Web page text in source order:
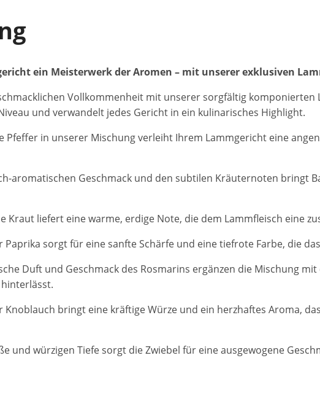
ein Meisterwerk der Aromen – mit unserer exklusiven
Vollkommenheit mit unserer sorgfältig
und verwandelt jedes Gericht in ein kulinarisches Highlight.
Pfeffer in unserer Mischung verleiht Ihrem Lammgericht eine
aromatischen Geschmack und den subtilen Kräuternoten bringt
Kraut liefert eine warme, erdige Note, die dem Lammfleisch eine
Paprika sorgt für eine sanfte Schärfe und eine tiefrote Farbe, die
Duft und Geschmack des Rosmarins ergänzen die Mischung
Knoblauch bringt eine kräftige Würze und ein herzhaftes Aroma,
und würzigen Tiefe sorgt die Zwiebel für eine ausgewogene